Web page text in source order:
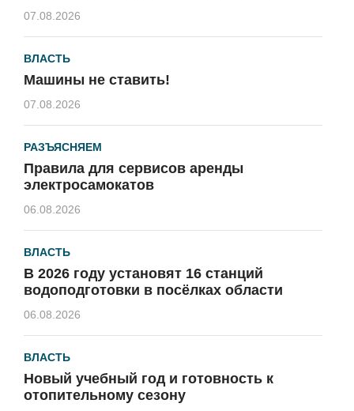
07.08.2026
ВЛАСТЬ
Машины не ставить!
07.08.2026
РАЗЪЯСНЯЕМ
Правила для сервисов аренды
электросамокатов
06.08.2026
ВЛАСТЬ
В 2026 году установят 16 станций
водоподготовки в посёлках области
06.08.2026
ВЛАСТЬ
Новый учебный год и готовность к
отопительному сезону